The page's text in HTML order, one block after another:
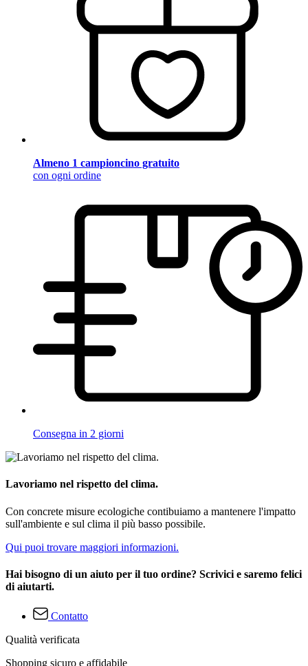
Almeno 1 campioncino gratuito
con ogni ordine
Consegna in 2 giorni
Lavoriamo nel rispetto del clima.
Con concrete misure ecologiche contibuiamo a mantenere l'impatto
sull'ambiente e sul clima il più basso possibile.
Qui puoi trovare maggiori informazioni.
Hai bisogno di un aiuto per il tuo ordine? Scrivici e saremo felici
di aiutarti.
Contatto
Qualità verificata
Shopping sicuro e affidabile